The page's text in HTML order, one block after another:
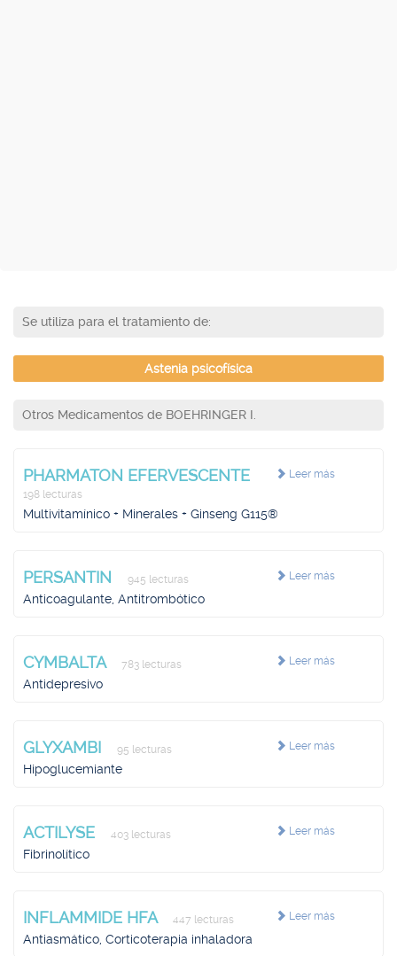
Se utiliza para el tratamiento de:
Astenia psicofísica
Otros Medicamentos de BOEHRINGER I.
Leer más
PHARMATON EFERVESCENTE
198 lecturas
Multivitamínico + Minerales + Ginseng G115®
Leer más
PERSANTIN 945 lecturas
Anticoagulante, Antitrombótico
Leer más
CYMBALTA 783 lecturas
Antidepresivo
Leer más
GLYXAMBI 95 lecturas
Hipoglucemiante
Leer más
ACTILYSE 403 lecturas
Fibrinolítico
Leer más
INFLAMMIDE HFA 447 lecturas
Antiasmático, Corticoterapia inhaladora